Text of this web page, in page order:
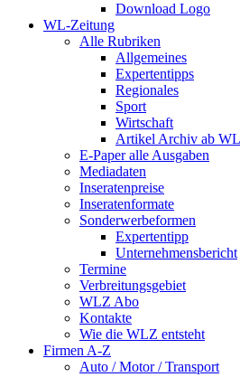
Download Logo
WL-Zeitung
Alle Rubriken
Allgemeines
Expertentipps
Regionales
Sport
Wirtschaft
Artikel Archiv ab
E-Paper alle Ausgaben
Mediadaten
Inseratenpreise
Inseratenformate
Sonderwerbeformen
Expertentipp
Unternehmensbericht
Termine
Verbreitungsgebiet
WLZ Abo
Kontakte
Wie die WLZ entsteht
Firmen A-Z
Auto / Motor / Transport